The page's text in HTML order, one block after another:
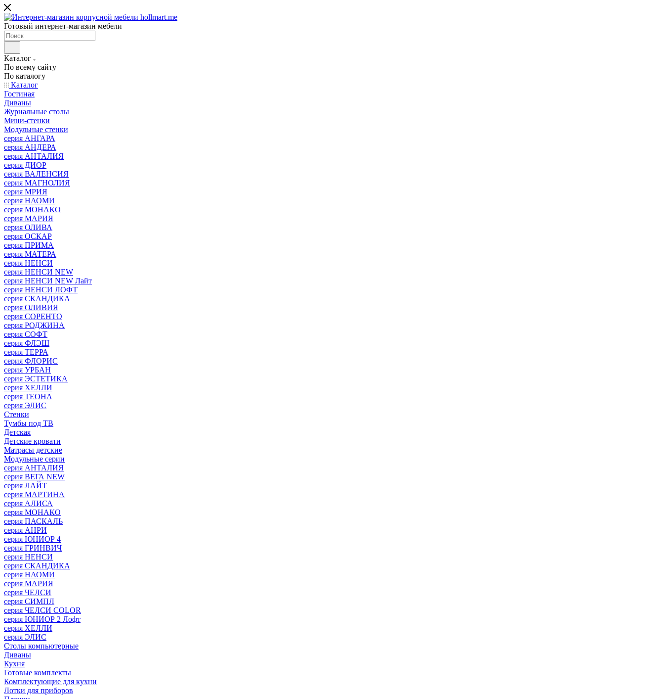
Готовый интернет-магазин мебели
Каталог
По всему сайту
По каталогу
Каталог
Гостиная
Диваны
Журнальные столы
Мини-стенки
Модульные стенки
серия АНГАРА
серия АНДЕРА
серия АНТАЛИЯ
серия ДИОР
серия ВАЛЕНСИЯ
серия МАГНОЛИЯ
серия МРИЯ
серия НАОМИ
серия МОНАКО
серия МАРИЯ
серия ОЛИВА
серия ОСКАР
серия ПРИМА
серия МАТЕРА
серия НЕНСИ
серия НЕНСИ NEW
серия НЕНСИ NEW Лайт
серия НЕНСИ ЛОФТ
серия СКАНДИКА
серия ОЛИВИЯ
серия СОРЕНТО
серия РОДЖИНА
серия СОФТ
серия ФЛЭШ
серия ТЕРРА
серия ФЛОРИС
серия УРБАН
серия ЭСТЕТИКА
серия ХЕЛЛИ
серия ТЕОНА
серия ЭЛИС
Стенки
Тумбы под ТВ
Детская
Детские кровати
Матрасы детские
Модульные серии
серия АНТАЛИЯ
серия ВЕГА NEW
серия ЛАЙТ
серия МАРТИНА
серия АЛИСА
серия МОНАКО
серия ПАСКАЛЬ
серия АНРИ
серия ЮНИОР 4
серия ГРИНВИЧ
серия НЕНСИ
серия СКАНДИКА
серия НАОМИ
серия МАРИЯ
серия ЧЕЛСИ
серия СИМПЛ
серия ЧЕЛСИ COLOR
серия ЮНИОР 2 Лофт
серия ХЕЛЛИ
серия ЭЛИС
Столы компьютерные
Диваны
Кухня
Готовые комплекты
Комплектующие для кухни
Лотки для приборов